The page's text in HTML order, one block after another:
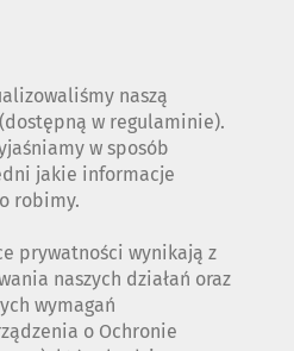
naszą
(dostępną w regulaminie).
w sposób
jakie informacje
robimy.
prywatności wynikają z
naszych działań oraz
wymagań
o Ochronie